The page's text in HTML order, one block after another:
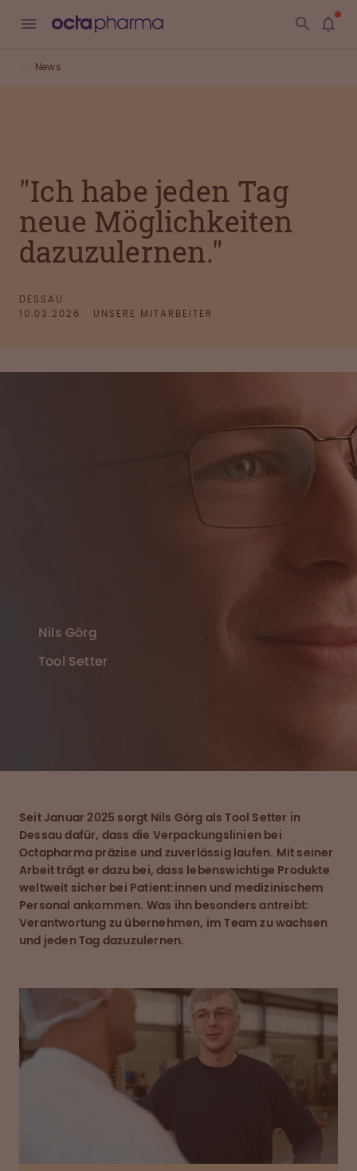
News
"Ich habe jeden Tag
neue Möglichkeiten
dazuzulernen."
DESSAU
10.03.2026
UNSERE MITARBEITER
Nils Görg
Tool Setter
Seit Januar 2025 sorgt Nils Görg als Tool Setter in
Dessau dafür, dass die Verpackungslinien bei
Octapharma präzise und zuverlässig laufen. Mit seiner
Arbeit trägt er dazu bei, dass lebenswichtige Produkte
weltweit sicher bei Patient:innen und medizinischem
Personal ankommen. Was ihn besonders antreibt:
Verantwortung zu übernehmen, im Team zu wachsen
und jeden Tag dazuzulernen.